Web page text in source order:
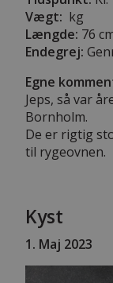
Vægt: kg
Længde: 76
Endegrej:
Egne
Jeps, så var
Bornholm.
De er rigtig
til rygeovnen.
Kyst
1. Maj 2023